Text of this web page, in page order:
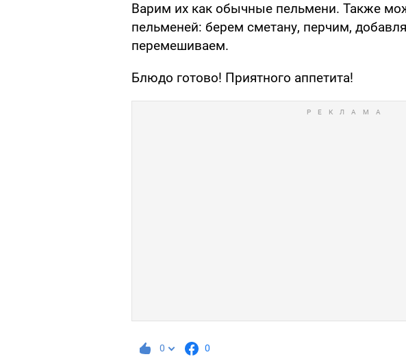
Варим их как обычные пельмени. Также
пельменей: берем сметану, перчим,
перемешиваем.
Блюдо готово! Приятного аппетита!
0 0